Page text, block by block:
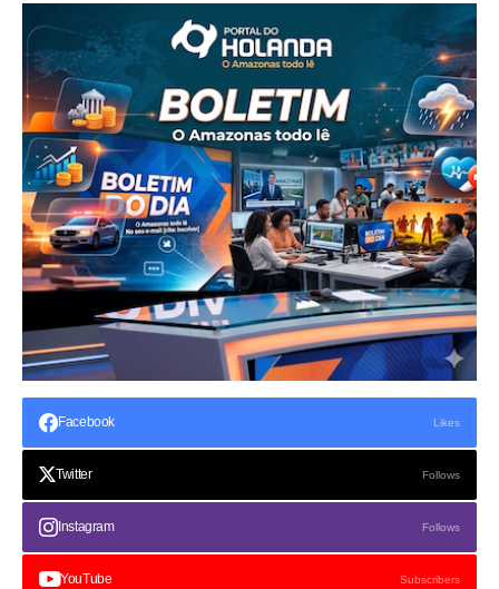
Facebook Likes
Twitter Follows
Instagram Follows
YouTube Subscribers